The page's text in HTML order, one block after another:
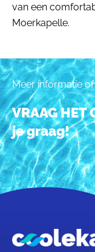
van een
Moerkapelle.
Meer informatie
VRAAG HET
je graag!